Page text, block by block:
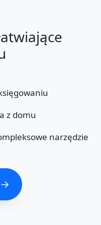
z domu
narzędzie
→